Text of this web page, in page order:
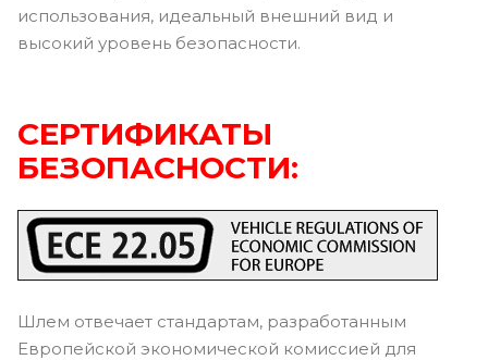
использования, идеальный внешний вид и
высокий уровень безопасности.
СЕРТИФИКАТЫ
БЕЗОПАСНОСТИ:
Шлем отвечает стандартам, разработанным
Европейской экономической комиссией для